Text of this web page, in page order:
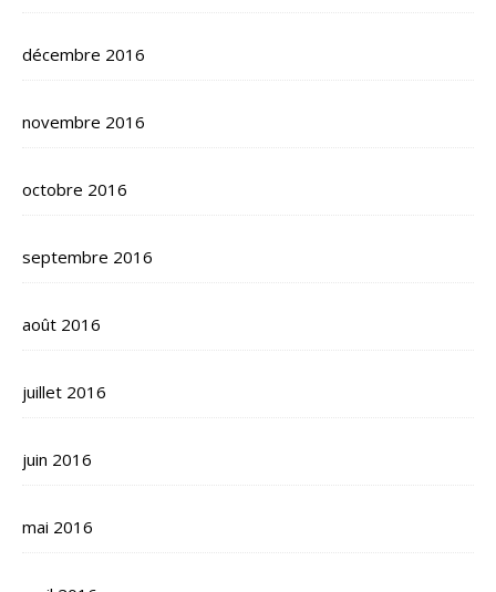
décembre 2016
novembre 2016
octobre 2016
septembre 2016
août 2016
juillet 2016
juin 2016
mai 2016